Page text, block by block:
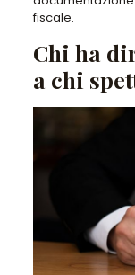
fiscale.
Chi ha
a chi